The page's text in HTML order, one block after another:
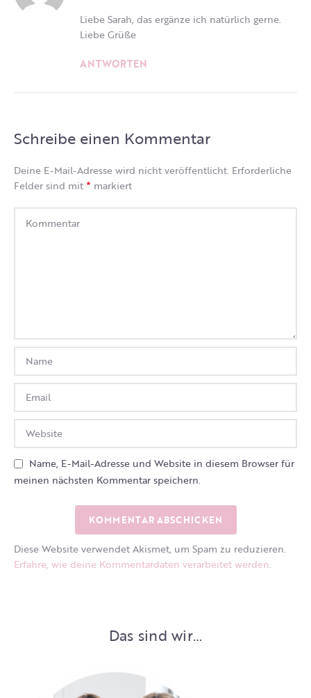
Liebe Sarah, das ergänze ich natürlich gerne.
Liebe Grüße
ANTWORTEN
Schreibe einen Kommentar
Deine E-Mail-Adresse wird nicht veröffentlicht. Erforderliche
Felder sind mit* markiert
Name, E-Mail-Adresse und Website in diesem Browser für
meinen nächsten Kommentar speichern.
Diese Website verwendet Akismet, um Spam zu reduzieren.
Erfahre, wie deine Kommentardaten verarbeitet werden.
Das sind wir…